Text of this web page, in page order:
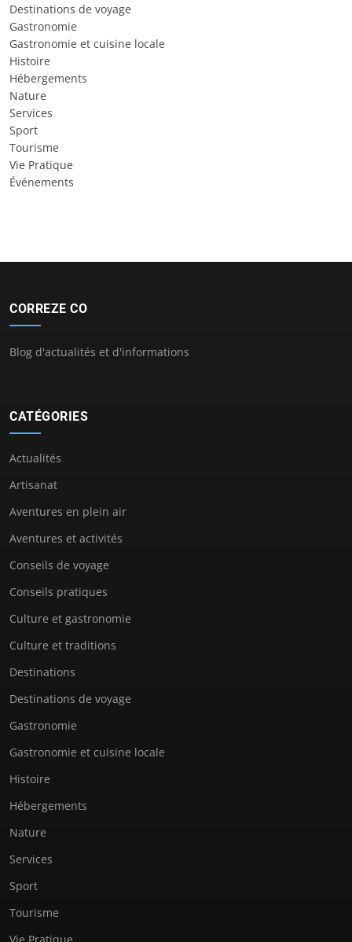
Destinations de voyage
Gastronomie
Gastronomie et cuisine locale
Histoire
Hébergements
Nature
Services
Sport
Tourisme
Vie Pratique
Événements
CORREZE CO
Blog d'actualités et d'informations
CATÉGORIES
Actualités
Artisanat
Aventures en plein air
Aventures et activités
Conseils de voyage
Conseils pratiques
Culture et gastronomie
Culture et traditions
Destinations
Destinations de voyage
Gastronomie
Gastronomie et cuisine locale
Histoire
Hébergements
Nature
Services
Sport
Tourisme